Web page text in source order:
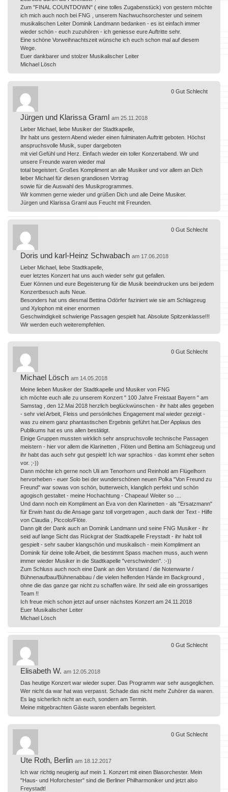
Zum "FINAL COUNTDOWN" ( eine tolles Zugabenstück) von gestern möchte
ich mich auch noch bei FNG , unserem Nachwuchsorchester und seinem
musikalischen Leiter Dominik Landmann bedanken - es ist einfach immer
wieder schön - euch zuzuhören - ich geniesse eure Auftritte sehr.
Eine schöne Vorweihnachtszeit wünsche ich euch schon mal auf diesem
Wege.
Euer dankbarer und stolzer Musikalischer Leiter
Michael Lösch
Jürgen und Klarissa Graml am 25.11.2018
Lieber Michael, liebe Musiker der Stadtkapelle,
Ihr habt uns gestern Abend wieder einen fulminaten Auftritt geboten. Höchst
anspruchsvolle Musik, super dargeboten
mit viel Gefühl und Herz. Einfach wieder ein toller Konzertabend. Wir und
unsere Freunde waren wieder mal
total begeistert. Großes Kompliment an alle Musiker und vor allem an Dich
lieber Michael für diesen grandiosen Vortrag
sowie für die Auswahl des Musikprogrammes.
Wir kommen gerne wieder und grüßen Dich und alle Deine Musiker.
Jürgen und Klarissa Graml aus Feucht mit Freunden.
0 Gut Schlecht
Doris und karl-Heinz Schwabach am 17.06.2018
Lieber Michael, liebe Stadtkapelle,
euer letztes Konzert hat uns auch wieder sehr gut gefallen.
Euer Können und eure Begeisterung für die Musik beeindrucken uns bei jedem
Konzertbesuch aufs Neue.
Besonders hat uns diesmal Bettina Odörfer faziniert wie sie am Schlagzeug
und Xylophon mit einer enormen
Geschwindigkeit schwierige Passagen gespielt hat. Absolute Spitzenklasse!!!
Wir werden euch weiterempfehlen.
0 Gut Schlecht
Michael Lösch am 14.05.2018
Meine lieben Musiker der Stadtkapelle und Musiker von FNG
ich möchte euch alle zu unserem Konzert " 100 Jahre Freistaat Bayern " am
Samstag , den 12.Mai 2018 herzlich beglückwünschen - ihr habt alles gegeben
- sehr viel Arbeit, Fleiss und persönliches Engagement mal wieder gezeigt -
was zu einem ganz phantastischen Ergebnis geführt hat.Der Applaus des
Publikums hat es uns allen bestätigt.
Einige Gruppen mussten wirklich sehr anspruchsvolle technische Passagen
meistern - hier vor allem die Klarinetten , Flöten und Bettina am Schlagzeug und
ihr habt das auch sehr gut gespielt! Ich war sprachlos - das kommt eher selten
vor. ;-))
Dann möchte ich gerne noch Uli am Tenorhorn und Reinhold am Flügelhorn
hervorheben - euer Solo bei der wunderschönen neuen Polka "Von Freund zu
Freund" war sowas von schön, butterweich, klanglich perfekt und schön
agogisch gestaltet - meine Hochachtung - Chapeau! Weiter so ....
Und dann noch ein Kompliment an Eva von den Klarinetten - als "Ersatzmann"
für Erwin hast du die Ansage ganz toll vorgetragen , auch dank der Text - Hilfe
von Claudia , Piccolo/Flöte.
Dann gilt der Dank auch an Dominik Landmann und seine FNG Musiker - ihr
seid auf lange Sicht das Rückgrat der Stadtkapelle Freystadt - ihr habt toll
gespielt - sehr sauber klangschön und musikalisch - mein Kompliment an
Dominik für deine tolle Arbeit, die bestimmt Spass machen muss, auch wenn
immer wieder Musiker in die Stadtkapelle "verschwinden". :-))
Zum Schluss auch noch eine Dank an den Vorstand / die Notenwarte /
Bühnenaufbau/Bühnenabbau / die vielen helfenden Hände im Background ,
ohne die das ganze gar nicht zu schaffen wäre. Ihr seid alle ein grossartiges
Team !!
Ich freue mich schon jetzt auf unser nächstes Konzert am 24.11.2018
Euer Musikalischer Leiter
Michael Lösch
0 Gut Schlecht
Elisabeth W. am 12.05.2018
Das heutige Konzert war wieder super. Das Programm war sehr ausgeglichen.
Wer nicht da war hat was verpasst. Schade das nicht mehr Zuhörer da waren.
Es lag sicherlich nicht an euch, sondern am Termin.
Meine mitgebrachten Gäste waren ebenfalls begeistert.
0 Gut Schlecht
Ute Roth, Berlin am 18.12.2017
Ich war richtig neugierig auf mein 1. Konzert mit einen Blasorchester. Mein
"Haus- und Hoforchester" sind die Berliner Philharmoniker und jetzt also
Freystadt!
0 Gut Schlecht